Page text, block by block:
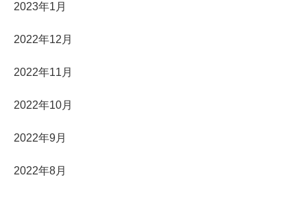
2023年1月
2022年12月
2022年11月
2022年10月
2022年9月
2022年8月